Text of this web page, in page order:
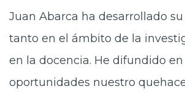
Juan Abarca ha desarrollado
tanto en el ámbito de la
en la docencia. He difundido
oportunidades nuestro